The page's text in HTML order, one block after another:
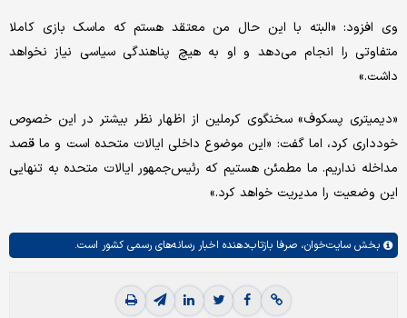
وی افزود: «البته با این حال من معتقد هستم که ماسک بازی کاملا
متفاوتی را انجام می‌دهد و او به هیچ پناهندگی سیاسی نیاز نخواهد
داشت.»
«دیمیتری پسکوف» سخنگوی کرملین از اظهار نظر بیشتر در این خصوص
خودداری کرد، اما گفت: «این موضوع داخلی ایالات متحده است و ما قصد
مداخله نداریم. ما مطمئن هستیم که رئیس‌جمهور ایالات متحده به تنهایی
این وضعیت را مدیریت خواهد کرد.»
بخش سایت‌خوان، صرفا بازتاب‌دهنده اخبار رسانه‌های رسمی کشور است.